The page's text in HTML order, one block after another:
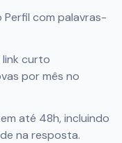
Perfil com palavras-
link curto
por mês no
até 48h, incluindo
na resposta.